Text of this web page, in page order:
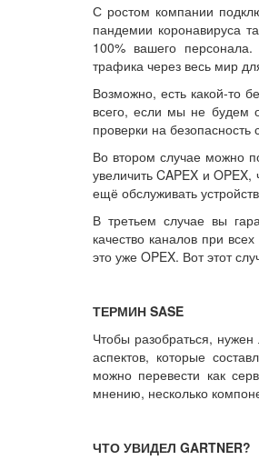
С ростом компании
пандемии коронавируса
100% вашего
трафика через весь мир
Возможно, есть какой-то
всего, если мы не будем
проверки на
Во втором случае можно
увеличить CAPEX и
ещё обслуживать
В третьем случае вы
качество каналов при
это уже OPEX. Вот этот
ТЕРМИН SASE
Чтобы разобраться,
аспектов, которые
можно перевести как
мнению, несколько
ЧТО УВИДЕЛ GARTNER?